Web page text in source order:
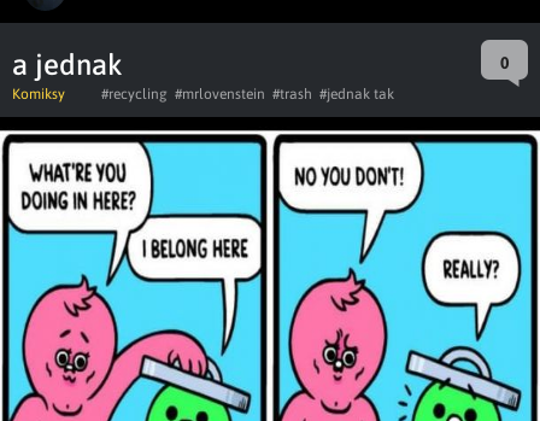
a jednak 0
Komiksy #recycling #mrlovenstein #trash #jednak tak